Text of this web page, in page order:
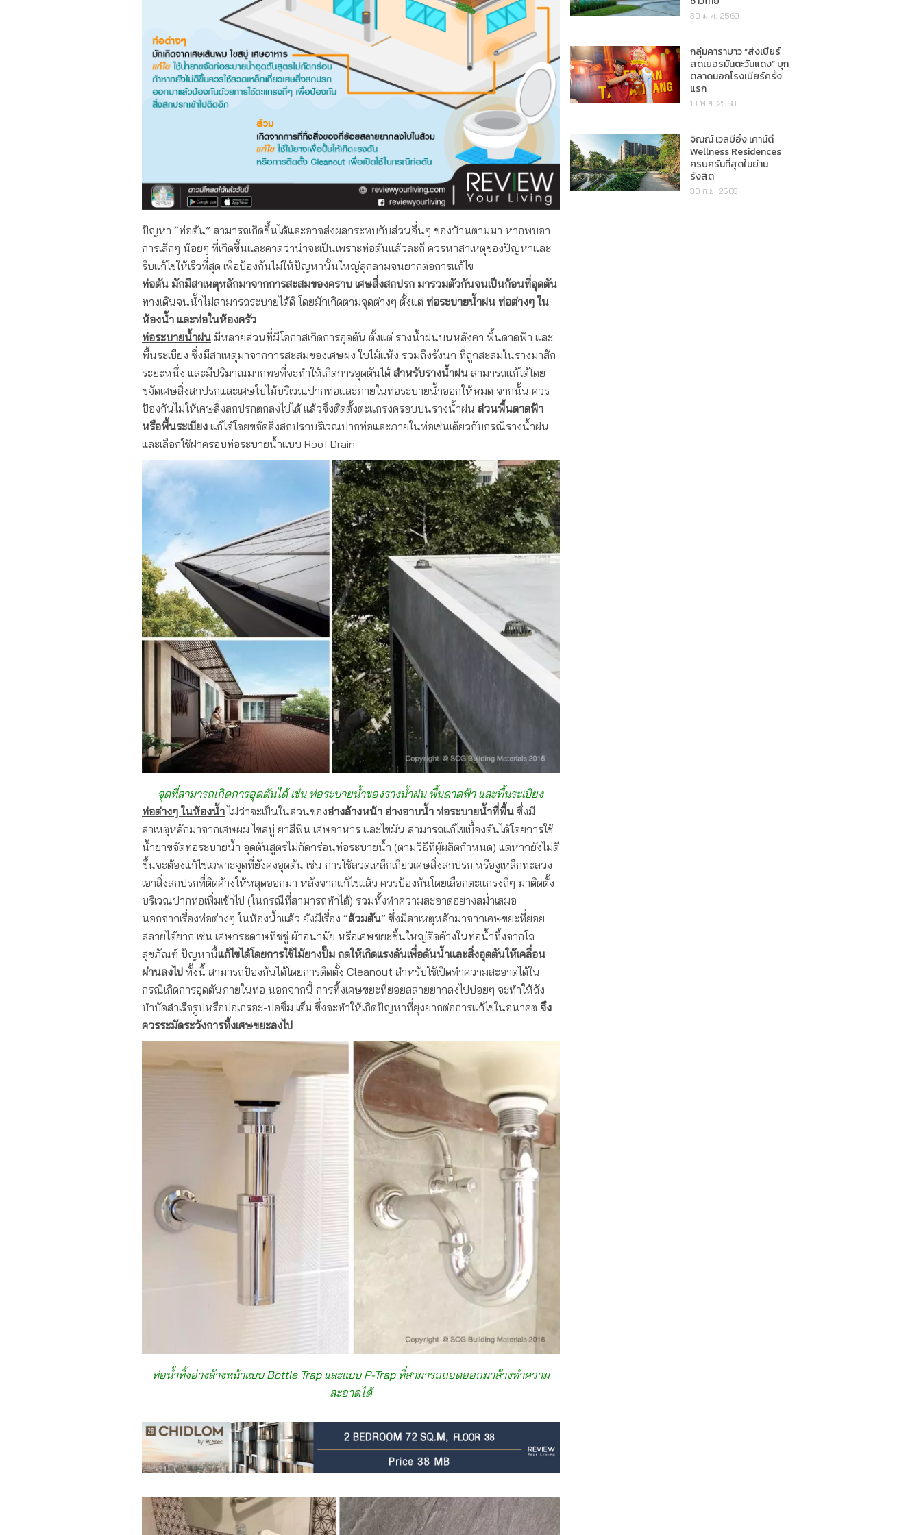
ปัญหา “ท่อตัน” สามารถเกิดขึ้นได้และอาจส่งผลกระทบกับส่วนอื่นๆ ของบ้านตามมา หากพบอา
การเล็กๆ น้อยๆ ที่เกิดขึ้นและคาดว่าน่าจะเป็นเพราะท่อตันแล้วละก็ ควรหาสาเหตุของปัญหาและ
รีบแก้ไขให้เร็วที่สุด เพื่อป้องกันไม่ให้ปัญหานั้นใหญ่ลุกลามจนยากต่อการแก้ไข
ท่อตัน มักมีสาเหตุหลักมาจากการสะสมของคราบ เศษสิ่งสกปรก มารวมตัวกันจนเป็นก้อนที่อุดตัน
ทางเดินจนน้ำไม่สามารถระบายได้ดี โดยมักเกิดตามจุดต่างๆ ตั้งแต่ ท่อระบายน้ำฝน ท่อต่างๆ ใน
ห้องน้ำ และท่อในห้องครัว
ท่อระบายน้ำฝน มีหลายส่วนที่มีโอกาสเกิดการอุดตัน ตั้งแต่ รางน้ำฝนบนหลังคา พื้นดาดฟ้า และ
พื้นระเบียง ซึ่งมีสาเหตุมาจากการสะสมของเศษผง ใบไม้แห้ง รวมถึงรังนก ที่ถูกสะสมในรางมาสัก
ระยะหนึ่ง และมีปริมาณมากพอที่จะทำให้เกิดการอุดตันได้สำหรับรางน้ำฝน สามารถแก้ได้โดย
ขจัดเศษสิ่งสกปรกและเศษใบไม้บริเวณปากท่อและภายในท่อระบายน้ำออกให้หมด จากนั้น ควร
ป้องกันไม่ให้เศษสิ่งสกปรกตกลงไปได้ แล้วจึงติดตั้งตะแกรงครอบบนรางน้ำฝน ส่วนพื้นดาดฟ้า
หรือพื้นระเบียง แก้ได้โดยขจัดสิ่งสกปรกบริเวณปากท่อและภายในท่อเช่นเดียวกับกรณีรางน้ำฝน
และเลือกใช้ฝาครอบท่อระบายน้ำแบบ Roof Drain
จุดที่สามารถเกิดการอุดตันได้ เช่น ท่อระบายน้ำของรางน้ำฝน พื้นดาดฟ้า และพื้นระเบียง
ท่อต่างๆ ในห้องน้ำไม่ว่าจะเป็นในส่วนของอ่างล้างหน้า อ่างอาบน้ำ ท่อระบายน้ำที่พื้น ซึ่งมี
สาเหตุหลักมาจากเศษผม ไขสบู่ ยาสีฟัน เศษอาหาร และไขมัน สามารถแก้ไขเบื้องต้นได้โดยการใช้
น้ำยาขจัดท่อระบายน้ำ อุดตันสูตรไม่กัดกร่อนท่อระบายน้ำ (ตามวิธีที่ผู้ผลิตกำหนด) แต่หากยังไม่ดี
ขึ้นจะต้องแก้ไขเฉพาะจุดที่ยังคงอุดตัน เช่น การใช้ลวดเหล็กเกี่ยวเศษสิ่งสกปรก หรืองูเหล็กทะลวง
เอาสิ่งสกปรกที่ติดค้างให้หลุดออกมา หลังจากแก้ไขแล้ว ควรป้องกันโดยเลือกตะแกรงถี่ๆ มาติดตั้ง
บริเวณปากท่อเพิ่มเข้าไป (ในกรณีที่สามารถทำได้) รวมทั้งทำความสะอาดอย่างสม่ำเสมอ
นอกจากเรื่องท่อต่างๆ ในห้องน้ำแล้ว ยังมีเรื่อง “ส้วมตัน” ซึ่งมีสาเหตุหลักมาจากเศษขยะที่ย่อย
สลายได้ยาก เช่น เศษกระดาษทิชชู่ ผ้าอนามัย หรือเศษขยะชิ้นใหญ่ติดค้างในท่อน้ำทิ้งจากโถ
สุขภัณฑ์ ปัญหานี้แก้ไขได้โดยการใช้ไม้ยางปั๊ม กดให้เกิดแรงดันเพื่อดันน้ำและสิ่งอุดตันให้เคลื่อน
ผ่านลงไป ทั้งนี้ สามารถป้องกันได้โดยการติดตั้ง Cleanout สำหรับใช้เปิดทำความสะอาดได้ใน
กรณีเกิดการอุดตันภายในท่อ นอกจากนี้ การทิ้งเศษขยะที่ย่อยสลายยากลงไปบ่อยๆ จะทำให้ถัง
บำบัดสำเร็จรูปหรือบ่อเกรอะ-บ่อซึม เต็ม ซึ่งจะทำให้เกิดปัญหาที่ยุ่งยากต่อการแก้ไขในอนาคต จึง
ควรระมัดระวังการทิ้งเศษขยะลงไป
ท่อน้ำทิ้งอ่างล้างหน้าแบบ Bottle Trap และแบบ P-Trap ที่สามารถถอดออกมาล้างทำความ
สะอาดได้
30 ม.ค. 2569
กลุ่มคาราบาว “ส่งเบียร์
สดเยอรมันตะวันแดง” บุก
ตลาดนอกโรงเบียร์ครั้ง
แรก
13 พ.ย. 2568
จิณณ์ เวลบีอิ้ง เคาน์ตี้
Wellness Residences
ครบครันที่สุดในย่าน
รังสิต
30 ก.ย. 2568